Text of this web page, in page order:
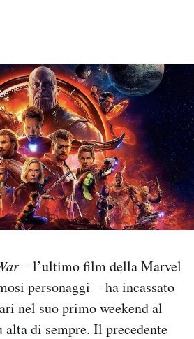
–l’ultimo film della Marvel
personaggi – ha incassato
nel suo primo weekend al
di sempre. Il precedente